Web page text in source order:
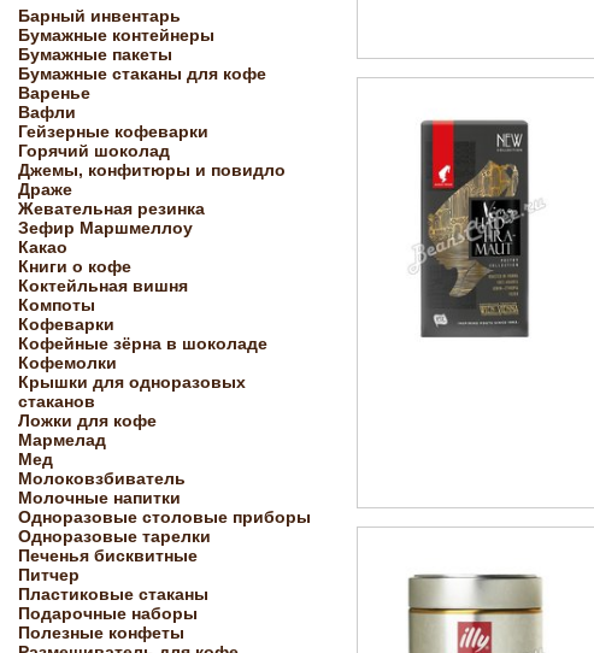
Барный инвентарь
Бумажные контейнеры
Бумажные пакеты
Бумажные стаканы для кофе
Варенье
Вафли
Гейзерные кофеварки
Горячий шоколад
Джемы, конфитюры и повидло
Драже
Жевательная резинка
Зефир Маршмеллоу
Какао
Книги о кофе
Коктейльная вишня
Компоты
Кофеварки
Кофейные зёрна в шоколаде
Кофемолки
Крышки для одноразовых
стаканов
Ложки для кофе
Мармелад
Мед
Молоковзбиватель
Молочные напитки
Одноразовые столовые приборы
Одноразовые тарелки
Печенья бисквитные
Питчер
Пластиковые стаканы
Подарочные наборы
Полезные конфеты